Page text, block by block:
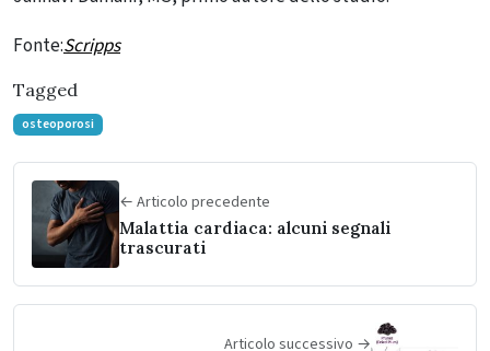
Fonte:Scripps
Tagged
osteoporosi
← Articolo precedente
Malattia cardiaca: alcuni segnali
trascurati
Articolo successivo →